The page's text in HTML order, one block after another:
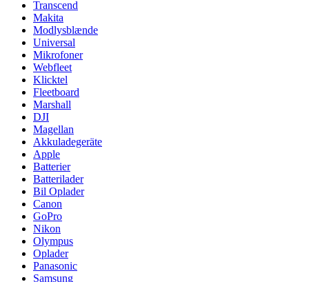
Transcend
Makita
Modlysblænde
Universal
Mikrofoner
Webfleet
Klicktel
Fleetboard
Marshall
DJI
Magellan
Akkuladegeräte
Apple
Batterier
Batterilader
Bil Oplader
Canon
GoPro
Nikon
Olympus
Oplader
Panasonic
Samsung